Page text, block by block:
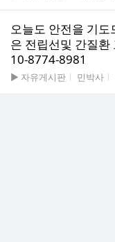
오늘도 안전을 기
은 전립선및 간질
10-8774-8981
게시판명
▶ 자유게시판 작성자
민박사